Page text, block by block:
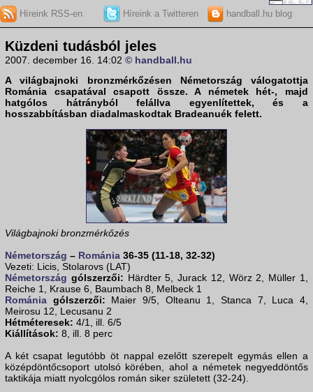
Híreink RSS-en Híreink a Twitteren handball.hu blog
Küzdeni tudásból jeles
2007. december 16. 14:02 © handball.hu
A világbajnoki bronzmérkőzésen Németország válogatottja
Románia csapatával csapott össze. A németek hét-, majd
hatgólos hátrányból felállva egyenlítettek, és a
hosszabbításban diadalmaskodtak Bradeanuék felett.
Világbajnoki bronzmérkőzés
Németország – Románia 36-35 (11-18, 32-32)
Vezeti: Licis, Stolarovs (LAT)
Németország gólszerzői: Härdter 5, Jurack 12, Wörz 2, Müller 1,
Reiche 1, Krause 6, Baumbach 8, Melbeck 1
Románia gólszerzői: Maier 9/5, Olteanu 1, Stanca 7, Luca 4,
Meirosu 12, Lecusanu 2
Hétméteresek: 4/1, ill. 6/5
Kiállítások: 8, ill. 8 perc
A két csapat legutóbb öt nappal ezelőtt szerepelt egymás ellen a
középdöntőcsoport utolsó körében, ahol a németek negyeddöntős
taktikája miatt nyolcgólos román siker született (32-24).